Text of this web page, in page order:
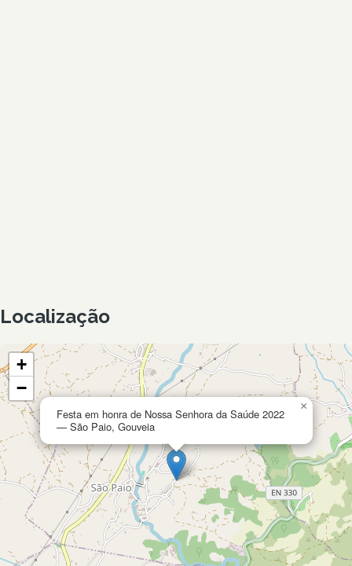
Localização
Festa em honra de Nossa Senhora da Saúde 2022
— São Paio, Gouveia
×
+
−